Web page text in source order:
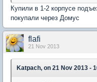
Купили в 1-2 корпусе
покупали через Домус
flafi
21 Nov 2013
Katpach, on 21 Nov 2013 -